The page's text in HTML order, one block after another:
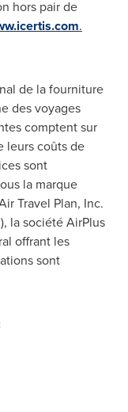
hors pair de
.
de la fourniture
des voyages
comptent sur
leurs coûts de
sont
la marque
Travel Plan, Inc.
la société AirPlus
offrant les
sont